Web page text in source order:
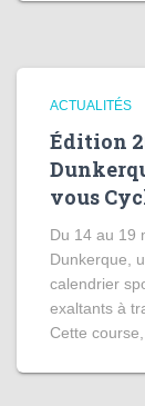
ACTUALITÉS
Édition
vous
Du 14 au 19
Dunkerque,
calendrier
exaltants à
Cette course,